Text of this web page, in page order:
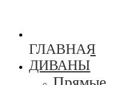
ГЛАВНАЯ
ДИВАНЫ